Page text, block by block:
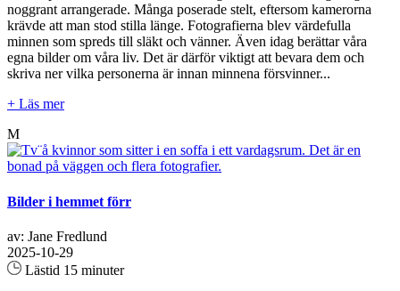
noggrant arrangerade. Många poserade stelt, eftersom kamerorna
krävde att man stod stilla länge. Fotografierna blev värdefulla
minnen som spreds till släkt och vänner. Även idag berättar våra
egna bilder om våra liv. Det är därför viktigt att bevara dem och
skriva ner vilka personerna är innan minnena försvinner...
+ Läs mer
M
Bilder i hemmet förr
av: Jane Fredlund
2025-10-29
Lästid 15 minuter